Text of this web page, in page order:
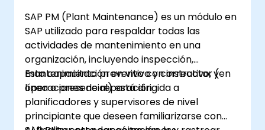
SAP PM (Plant Maintenance) es un módulo en
SAP utilizado para respaldar todas las
actividades de mantenimiento en una
organización, incluyendo inspección,
mantenimiento preventivo y correctivo, y
operaciones de reparación.
Esta capacitación en vivo con instructor (en
línea o presencial) está dirigida a
planificadores y supervisores de nivel
principiante que deseen familiarizarse con